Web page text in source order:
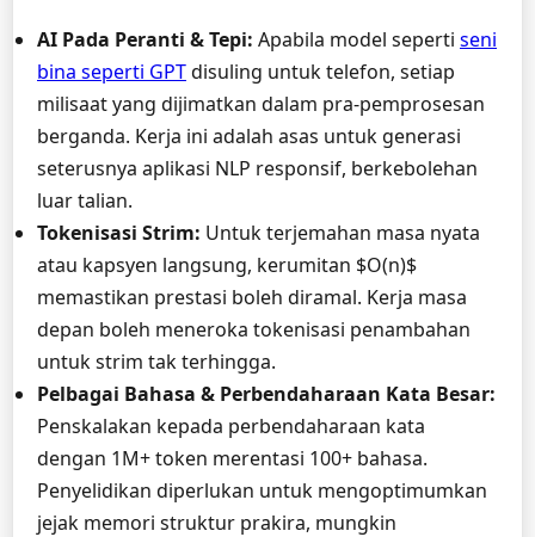
AI Pada Peranti & Tepi: Apabila model seperti seni
bina seperti GPTdisuling untuk telefon, setiap
milisaat yang dijimatkan dalam pra-pemprosesan
berganda. Kerja ini adalah asas untuk generasi
seterusnya aplikasi NLP responsif, berkebolehan
luar talian.
Tokenisasi Strim: Untuk terjemahan masa nyata
atau kapsyen langsung, kerumitan $O(n)$
memastikan prestasi boleh diramal. Kerja masa
depan boleh meneroka tokenisasi penambahan
untuk strim tak terhingga.
Pelbagai Bahasa & Perbendaharaan Kata Besar:
Penskalakan kepada perbendaharaan kata
dengan 1M+ token merentasi 100+ bahasa.
Penyelidikan diperlukan untuk mengoptimumkan
jejak memori struktur prakira, mungkin